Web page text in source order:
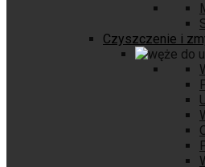
Czyszczenie i